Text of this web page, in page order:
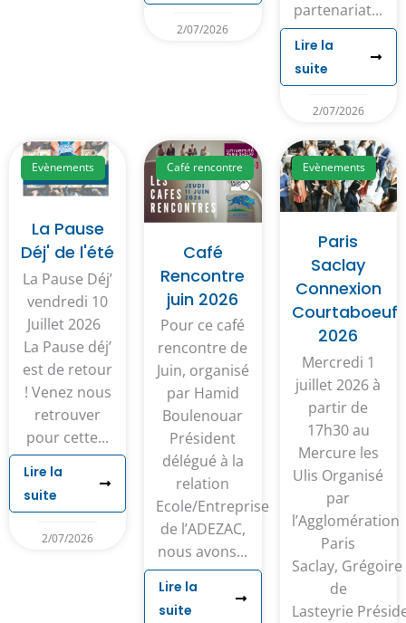
2/07/2026
partenariat...
Lire la
suite
2/07/2026
Evènements
La Pause
Déj' de l'été
La Pause Déj’
vendredi 10
Juillet 2026
La Pause déj’
est de retour
! Venez nous
retrouver
pour cette...
Lire la
suite
2/07/2026
Café rencontre
Café
Rencontre
juin 2026
Pour ce café
rencontre de
Juin, organisé
par Hamid
Boulenouar
Président
délégué à la
relation
Ecole/Entreprise
de l’ADEZAC,
nous avons...
Lire la
suite
Evènements
Paris
Saclay
Connexion
Courtaboeuf
2026
Mercredi 1
juillet 2026 à
partir de
17h30 au
Mercure les
Ulis Organisé
par
l’Agglomération
Paris
Saclay, Grégoire
de
Lasteyrie